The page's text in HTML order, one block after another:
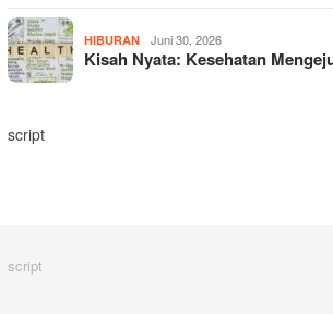
HIBURAN Juni 30, 2026
Kisah Nyata: Kesehatan
script
script